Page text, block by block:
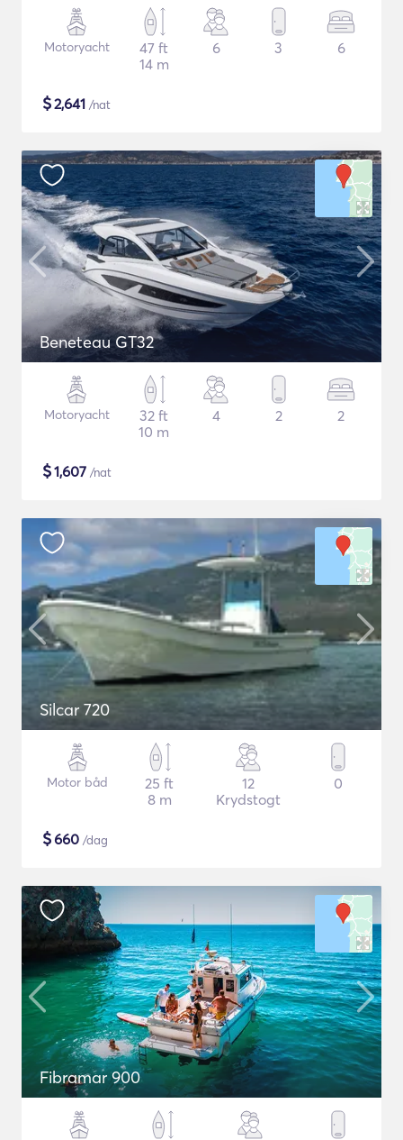
Motoryacht
47 ft
14 m
6 3 6
$2,641 /nat
Beneteau GT32
Motoryacht
32 ft
10 m
4 2 2
$1,607 /nat
Silcar 720
Motor båd
25 ft
8 m
12
Krydstogt
0
$660 /dag
Fibramar 900